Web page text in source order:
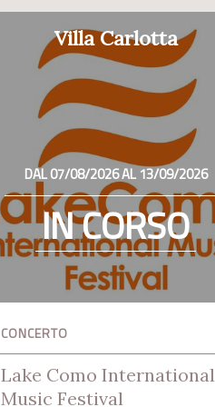
Villa Carlotta
DAL 07/08/2026 AL 13/09/2026
IN CORSO
CONCERTO
Lake Como International
Music Festival